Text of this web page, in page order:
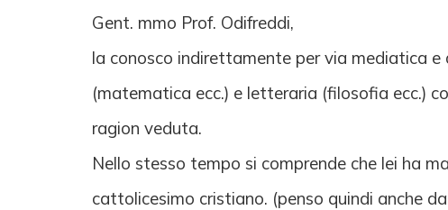
Gent. mmo Prof. Odifreddi,
la conosco indirettamente per via mediatica
(matematica ecc.) e letteraria (filosofia ecc.)
ragion veduta.
Nello stesso tempo si comprende che lei ha
cattolicesimo cristiano. (penso quindi anche